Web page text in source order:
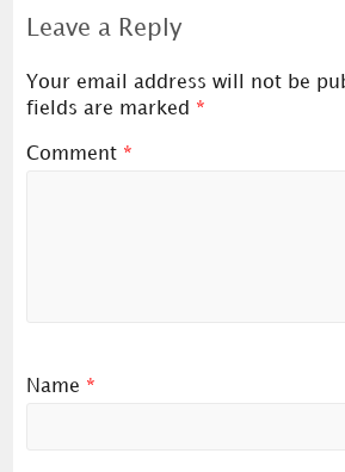
Leave a Reply
Your email address will not be
fields are marked *
Comment *
Name *